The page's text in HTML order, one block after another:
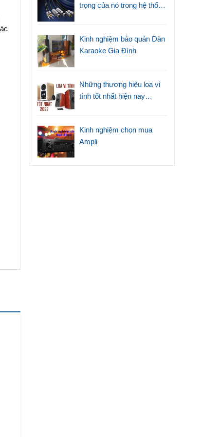
trọng của nó trong hệ thống
Kinh nghiệm bảo quản Dàn
Karaoke Gia Đình
Những thương hiệu loa vi
tính tốt nhất hiện nay
Kinh nghiệm chọn mua
Ampli